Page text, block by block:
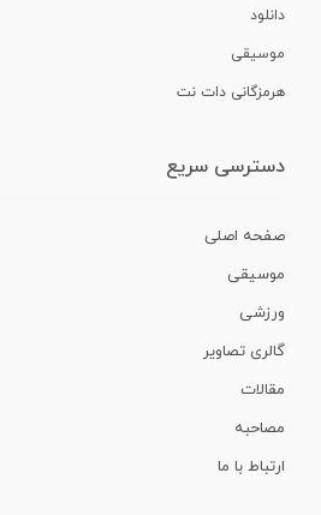
دانلود
موسیقی
هرمزگانی دات نت
دسترسی سریع
صفحه اصلی
موسیقی
ورزشی
گالری تصاویر
مقالات
مصاحبه
ارتباط با ما